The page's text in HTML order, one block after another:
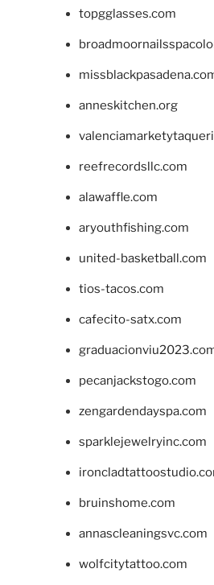
topgglasses.com
anneskitchen.org
reefrecordsllc.com
alawaffle.com
aryouthfishing.com
united-basketball.com
tios-tacos.com
cafecito-satx.com
pecanjackstogo.com
zengardendayspa.com
sparklejewelryinc.com
bruinshome.com
annascleaningsvc.com
wolfcitytattoo.com